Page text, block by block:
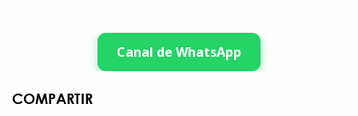
Canal de WhatsApp
COMPARTIR